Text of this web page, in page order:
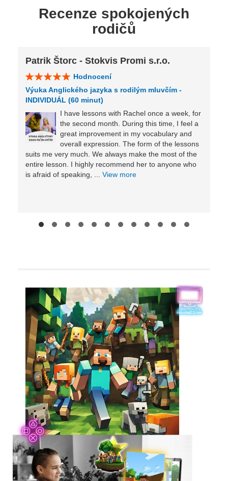
Recenze spokojených
rodičů
Patrik Štorc - Stokvis Promi s.r.o.
Hodnocení
Výuka Anglického jazyka s rodilým mluvčím -
INDIVIDUÁL (60 minut)
I have lessons with Rachel once a week, for
the second month. During this time, I feel a
great improvement in my vocabulary and
overall expression. The form of the lessons
suits me very much. We always make the most of the
entire lesson. I highly recommend her to anyone who
is afraid of speaking, ... View more